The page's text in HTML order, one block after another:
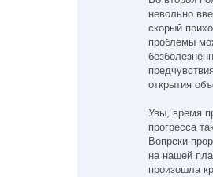
невольно
скорый
проблемы
открытия
Увы, время
прогресса
Вопреки
на нашей
произошла